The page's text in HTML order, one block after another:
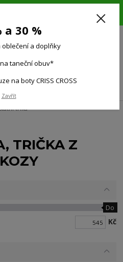
na všechno oblečení a doplňky !!!
trika
TRIČKA Z
Do
Kč
a 30 %
oblečení a doplňky
taneční obuv*
na boty CRISS CROSS
Zavřít